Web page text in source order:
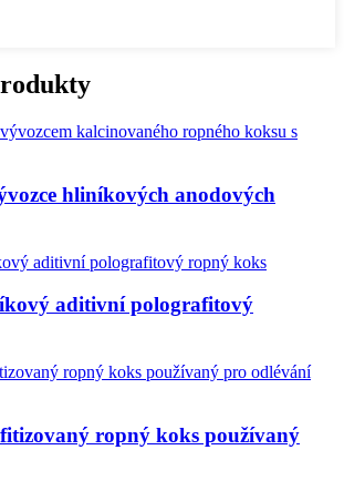
hliníkových anodových
aditivní polografitový
ropný koks používaný